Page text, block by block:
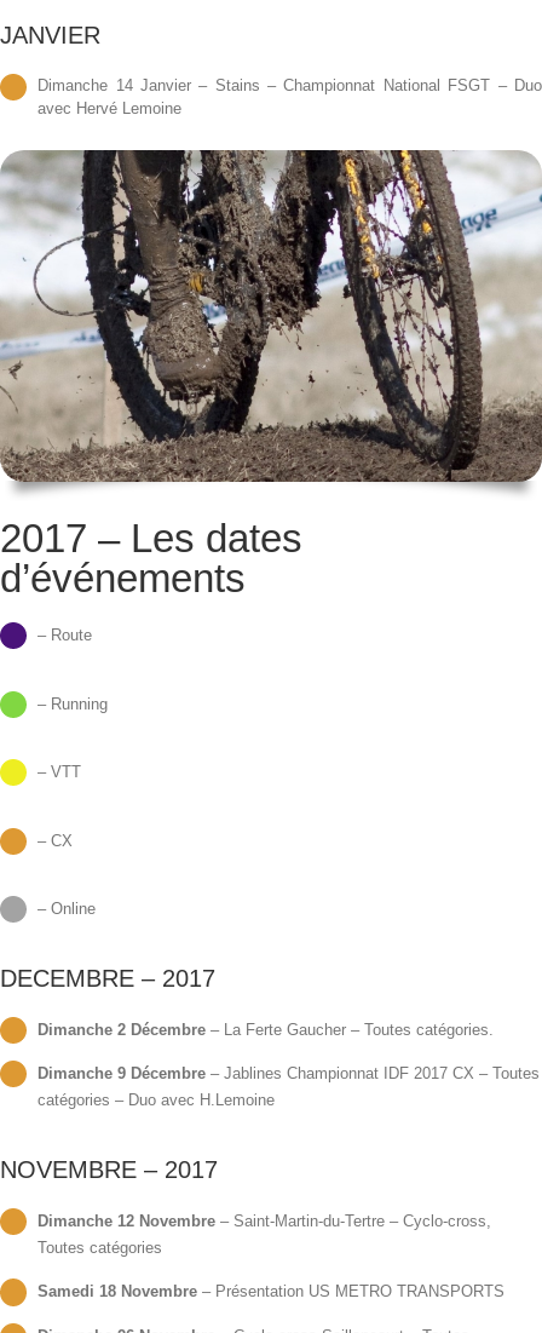
JANVIER
Dimanche 14 Janvier – Stains – Championnat National FSGT – Duo
avec Hervé Lemoine
2017 – Les dates
d’événements
– Route
– Running
– VTT
– CX
– Online
DECEMBRE – 2017
Dimanche 2 Décembre – La Ferte Gaucher – Toutes catégories.
Dimanche 9 Décembre – Jablines Championnat IDF 2017 CX – Toutes
catégories – Duo avec H.Lemoine
NOVEMBRE – 2017
Dimanche 12 Novembre – Saint-Martin-du-Tertre – Cyclo-cross,
Toutes catégories
Samedi 18 Novembre – Présentation US METRO TRANSPORTS